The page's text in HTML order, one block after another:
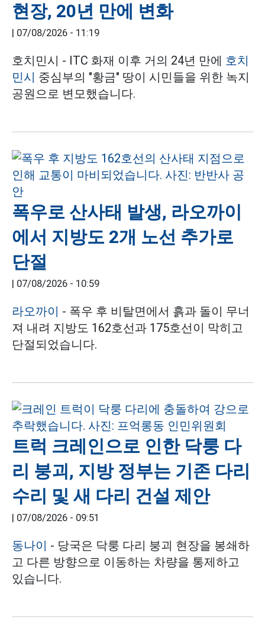
현장, 20년 만에 변화
| 07/08/2026 - 11:19
호치민시 - ITC 화재 이후 거의 24년 만에 호치
민시 중심부의 "황금" 땅이 시민들을 위한 녹지
공원으로 변모했습니다.
폭우로 산사태 발생, 라오까이
에서 지방도 2개 노선 추가로
단절
| 07/08/2026 - 10:59
라오까이 - 폭우 후 비탈면에서 흙과 돌이 무너
져 내려 지방도 162호선과 175호선이 막히고
단절되었습니다.
트럭 크레인으로 인한 닥룽 다
리 붕괴, 지방 정부는 기존 다리
수리 및 새 다리 건설 제안
| 07/08/2026 - 09:51
동나이 - 당국은 닥룽 다리 붕괴 현장을 봉쇄하
고 다른 방향으로 이동하는 차량을 통제하고
있습니다.